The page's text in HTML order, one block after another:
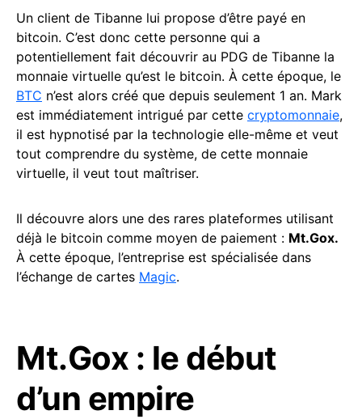
Un client de Tibanne lui propose d’être payé en
bitcoin. C’est donc cette personne qui a
potentiellement fait découvrir au PDG de Tibanne la
monnaie virtuelle qu’est le bitcoin. À cette époque, le
BTC n’est alors créé que depuis seulement 1 an. Mark
est immédiatement intrigué par cette cryptomonnaie,
il est hypnotisé par la technologie elle-même et veut
tout comprendre du système, de cette monnaie
virtuelle, il veut tout maîtriser.
Il découvre alors une des rares plateformes utilisant
déjà le bitcoin comme moyen de paiement : Mt.Gox.
À cette époque, l’entreprise est spécialisée dans
l’échange de cartes Magic.
Mt.Gox : le début
d’un empire